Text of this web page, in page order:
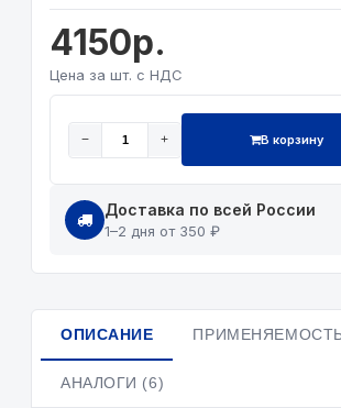
4150р.
Цена за шт. с НДС
− + В корзину
Доставка по всей России
1–2 дня от 350 ₽
ОПИСАНИЕ ПРИМЕНЯЕМОСТЬ
АНАЛОГИ (6)